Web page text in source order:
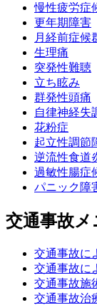
慢性疲労症
更年期障害
月経前症候
生理痛
突発性難聴
立ち眩み
群発性頭痛
自律神経失
花粉症
起立性調節
逆流性食道
過敏性腸症
パニック障
交通事故メ
交通事故に
交通事故に
交通事故施
交通事故治